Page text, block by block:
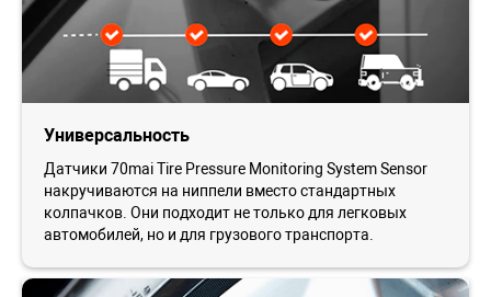
Универсальность
Датчики 70mai Tire Pressure Monitoring System Sensor
накручиваются на ниппели вместо стандартных
колпачков. Они подходит не только для легковых
автомобилей, но и для грузового транспорта.